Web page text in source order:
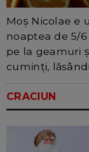
Moș Nicolae e
noaptea de 5/
pe la geamuri
cuminți,
CRACIUN